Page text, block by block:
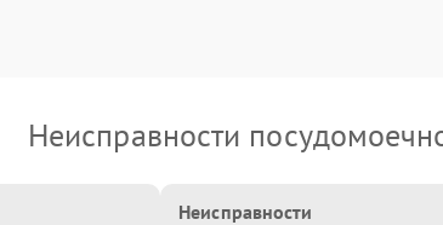
Неисправности
Неисправности